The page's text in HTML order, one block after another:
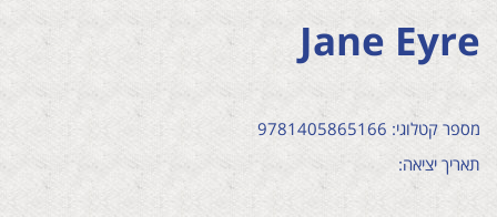
Jane Eyre
מספר קטלוגי: 9781405865166
תאריך יציאה: